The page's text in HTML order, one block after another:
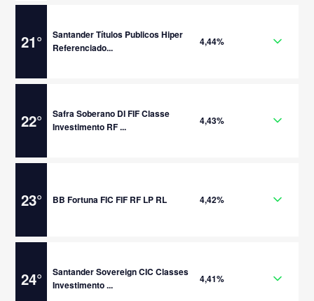
21°
Santander Títulos Publicos Hiper
Referenciado...
4,44%
22°
Safra Soberano DI FIF Classe
Investimento RF ...
4,43%
23° BB Fortuna FIC FIF RF LP RL 4,42%
24°
Santander Sovereign CIC Classes
Investimento ...
4,41%